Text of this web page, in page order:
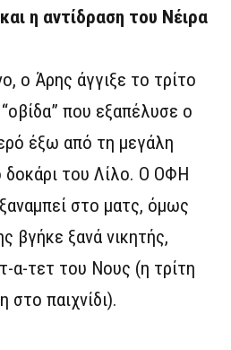
η αντίδραση του Νέιρα
ο Άρης άγγιξε το τρίτο
που εξαπέλυσε ο
έξω από τη μεγάλη
δοκάρι του Λίλο. Ο ΟΦΗ
στο ματς, όμως
βγήκε ξανά νικητής,
α-τετ του Νους (η τρίτη
παιχνίδι).